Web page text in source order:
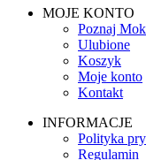
MOJE KONTO
Poznaj
Ulubione
Koszyk
Moje konto
Kontakt
INFORMACJE
Polityka
Regulamin